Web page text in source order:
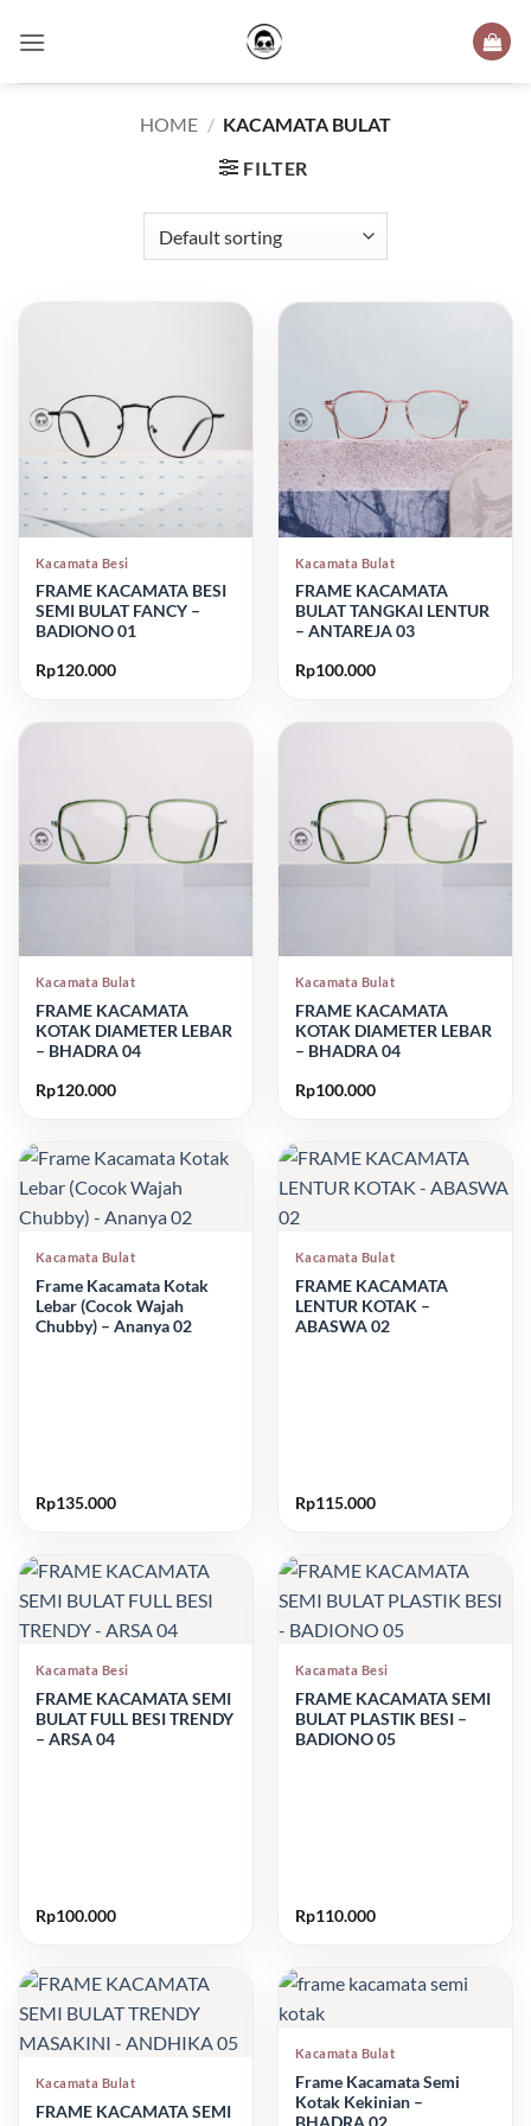
HOME / KACAMATA BULAT
FILTER
Kacamata Besi
FRAME KACAMATA BESI
SEMI BULAT FANCY –
BADIONO 01
Rp120.000
Kacamata Bulat
FRAME KACAMATA
BULAT TANGKAI LENTUR
– ANTAREJA 03
Rp100.000
Kacamata Bulat
FRAME KACAMATA
KOTAK DIAMETER LEBAR
– BHADRA 04
Rp120.000
Kacamata Bulat
FRAME KACAMATA
KOTAK DIAMETER LEBAR
– BHADRA 04
Rp100.000
Kacamata Bulat
Frame Kacamata Kotak
Lebar (Cocok Wajah
Chubby) – Ananya 02
Rp135.000
Kacamata Bulat
FRAME KACAMATA
LENTUR KOTAK –
ABASWA 02
Rp115.000
Kacamata Besi
FRAME KACAMATA SEMI
BULAT FULL BESI TRENDY
– ARSA 04
Rp100.000
Kacamata Besi
FRAME KACAMATA SEMI
BULAT PLASTIK BESI –
BADIONO 05
Rp110.000
Kacamata Bulat
FRAME KACAMATA SEMI
Kacamata Bulat
Frame Kacamata Semi
Kotak Kekinian –
BHADRA 02